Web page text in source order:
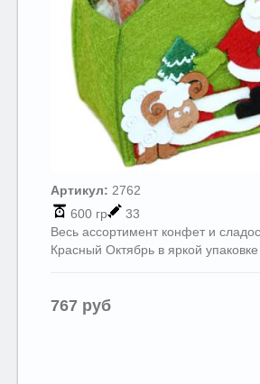
Артикул: 2762
600 гр
33
Весь ассортимент конфет и
Красный Октябрь в яркой
767 руб